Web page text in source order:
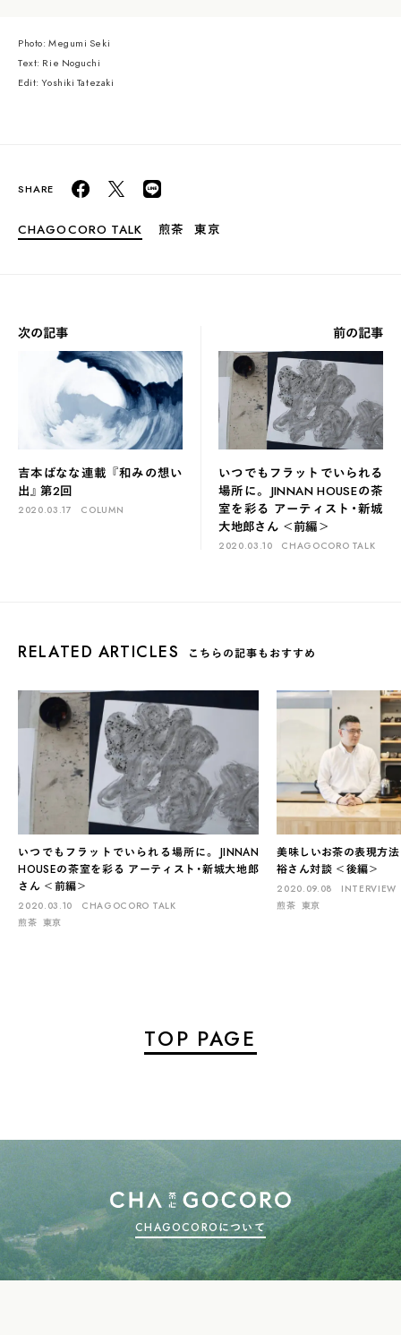
Photo: Megumi Seki
Text: Rie Noguchi
Edit: Yoshiki Tatezaki
CHAGOCORO TALK 煎茶 東京
次の記事
吉本ばなな連載 『和みの想い
出』 第2回
2020.03.17 COLUMN
前の記事
いつでもフラットでいられる
場所に。 JINNAN HOUSEの茶
室を彩る アーティスト・新城
大地郎さん ＜前編＞
2020.03.10 CHAGOCORO TALK
RELATED ARTICLES こちらの記事もおすすめ
いつでもフラットでいられる場所に。 JINNAN
HOUSEの茶室を彩る アーティスト・新城大地郎
さん ＜前編＞
2020.03.10
CHAGOCORO TALK
煎茶 東京
美味しいお茶の表現方
裕さん対談 ＜後編＞
2020.09.08
INTERVIEW
煎茶 東京
TOP PAGE
CHAGOCOROについて